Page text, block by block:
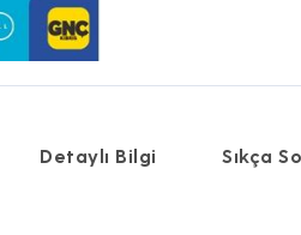
Detaylı Bilgi Sıkça